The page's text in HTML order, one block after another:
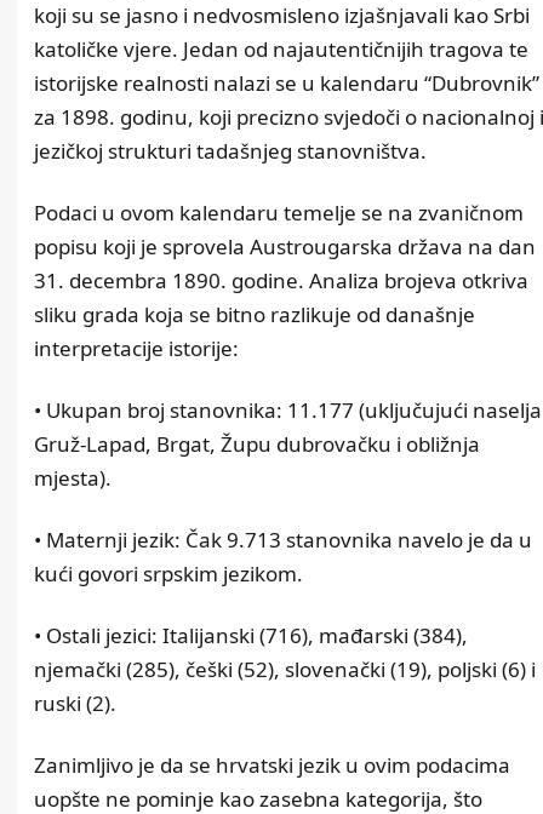
koji su se jasno i nedvosmisleno izjašnjavali kao Srbi
katoličke vjere. Jedan od najautentičnijih tragova te
istorijske realnosti nalazi se u kalendaru “Dubrovnik”
za 1898. godinu, koji precizno svjedoči o nacionalnoj i
jezičkoj strukturi tadašnjeg stanovništva.
Podaci u ovom kalendaru temelje se na zvaničnom
popisu koji je sprovela Austrougarska država na dan
31. decembra 1890. godine. Analiza brojeva otkriva
sliku grada koja se bitno razlikuje od današnje
interpretacije istorije:
• Ukupan broj stanovnika: 11.177 (uključujući naselja
Gruž-Lapad, Brgat, Župu dubrovačku i obližnja
mjesta).
• Maternji jezik: Čak 9.713 stanovnika navelo je da u
kući govori srpskim jezikom.
• Ostali jezici: Italijanski (716), mađarski (384),
njemački (285), češki (52), slovenački (19), poljski (6) i
ruski (2).
Zanimljivo je da se hrvatski jezik u ovim podacima
uopšte ne pominje kao zasebna kategorija, što